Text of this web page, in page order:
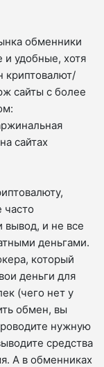
обменники
и удобные, хотя
криптовалют/
сайты с более
сайтах
вывод, и не все
деньгами.
который
деньги для
(чего нет у
обмен, вы
нужную
средства
А в обменниках